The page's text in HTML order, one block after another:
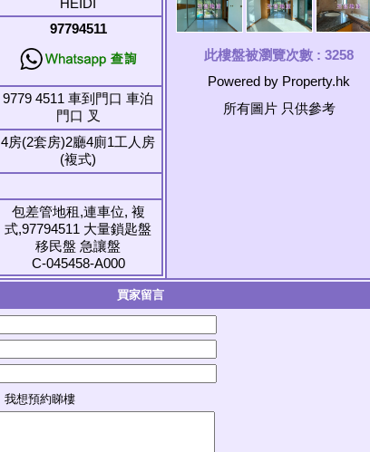
HEIDI
97794511
9779 4511 車到門口 車泊
門口 叉
4房(2套房)2廳4廁1工人房
(複式)
包差管地租,連車位, 複
式,97794511 大量鎖匙盤
移民盤 急讓盤
C-045458-A000
此樓盤被瀏覽次數 : 3258
Powered by Property.hk
所有圖片 只供參考
買家留言
我想預約睇樓